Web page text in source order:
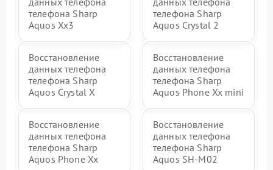
телефона Sharp
Aquos Xx3
телефона Sharp
Aquos Crystal 2
Восстановление
данных телефона
телефона Sharp
Aquos Crystal X
Восстановление
данных телефона
телефона Sharp
Aquos Phone Xx mini
Восстановление
данных телефона
телефона Sharp
Aquos Phone Xx
Восстановление
данных телефона
телефона Sharp
Aquos SH-M02